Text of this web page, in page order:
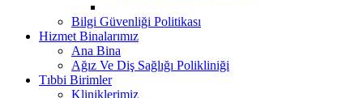
Bilgi Güvenliği Politikası
Hizmet Binalarımız
Ana Bina
Ağız Ve Diş Sağlığı Polikliniği
Tıbbi Birimler
Kliniklerimiz